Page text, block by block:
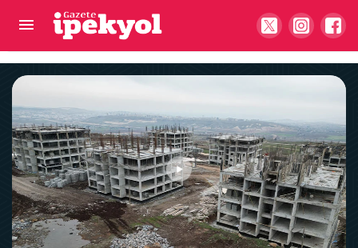
Şanlıurfa’da 15 mahallede spor heyecanı: Halı
sahalar açılışa hazırlanıyor